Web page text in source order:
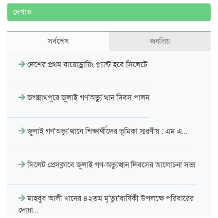
দেখাও
সর্বশেষ জনপ্রিয়
দেশের প্রথম বায়োড্রায়িং প্ল্যান্ট হবে সিলেটে
জগন্নাথপুরে জুলাই গণ'অভ্যু'ত্থান দিবস পালন
জুলাই গণ'অভ্যু'ত্থানে শিক্ষার্থীদের ভূমিকা স্মরণীয় : এম এ…
সিলেট প্রেসক্লাবে জুলাই গণ-অভ্যুত্থান দিবসের আলোচনা সভা
মাহবুব আলী খানের ৪২তম মৃ'ত্যু'বার্ষিকী উপলক্ষে পরিবারের
দোয়া…